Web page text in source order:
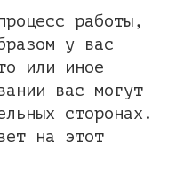
работы,
у вас
или иное
вас могут
сторонах.
на этот